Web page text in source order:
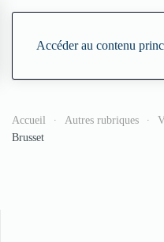
Accéder au contenu
Accueil Autres rubriques
Brusset